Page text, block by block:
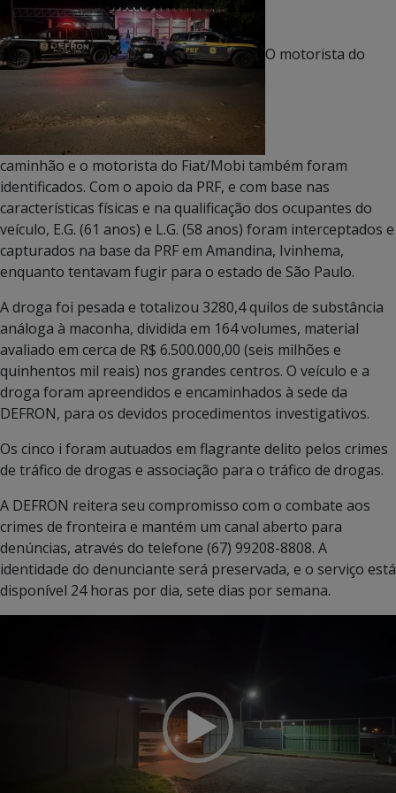
O motorista do
caminhão e o motorista do Fiat/Mobi também foram
identificados. Com o apoio da PRF, e com base nas
características físicas e na qualificação dos ocupantes do
veículo, E.G. (61 anos) e L.G. (58 anos) foram interceptados e
capturados na base da PRF em Amandina, Ivinhema,
enquanto tentavam fugir para o estado de São Paulo.
A droga foi pesada e totalizou 3280,4 quilos de substância
análoga à maconha, dividida em 164 volumes, material
avaliado em cerca de R$ 6.500.000,00 (seis milhões e
quinhentos mil reais) nos grandes centros. O veículo e a
droga foram apreendidos e encaminhados à sede da
DEFRON, para os devidos procedimentos investigativos.
Os cinco i foram autuados em flagrante delito pelos crimes
de tráfico de drogas e associação para o tráfico de drogas.
A DEFRON reitera seu compromisso com o combate aos
crimes de fronteira e mantém um canal aberto para
denúncias, através do telefone (67) 99208-8808. A
identidade do denunciante será preservada, e o serviço está
disponível 24 horas por dia, sete dias por semana.